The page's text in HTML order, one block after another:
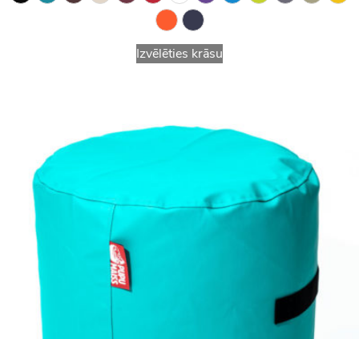
Izvēlēties krāsu